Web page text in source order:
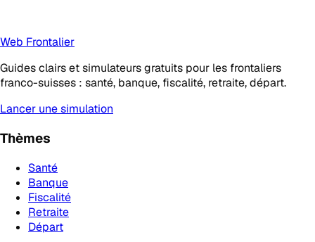
Web Frontalier
Guides clairs et simulateurs gratuits pour les frontaliers
franco-suisses : santé, banque, fiscalité, retraite, départ.
Lancer une simulation
Thèmes
Santé
Banque
Fiscalité
Retraite
Départ